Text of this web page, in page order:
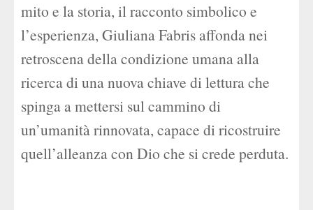
mito e la storia, il racconto simbolico e
l’esperienza, Giuliana Fabris affonda nei
retroscena della condizione umana alla
ricerca di una nuova chiave di lettura che
spinga a mettersi sul cammino di
un’umanità rinnovata, capace di ricostruire
quell’alleanza con Dio che si crede perduta.